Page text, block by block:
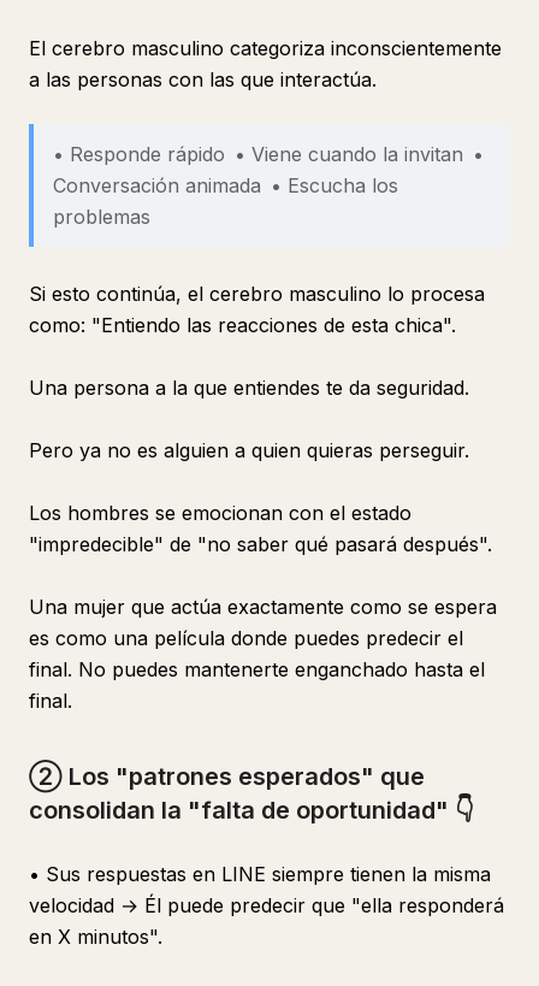
El cerebro masculino categoriza inconscientemente
a las personas con las que interactúa.
• Responde rápido • Viene cuando la invitan •
Conversación animada • Escucha los
problemas
Si esto continúa, el cerebro masculino lo procesa
como: "Entiendo las reacciones de esta chica".
Una persona a la que entiendes te da seguridad.
Pero ya no es alguien a quien quieras perseguir.
Los hombres se emocionan con el estado
"impredecible" de "no saber qué pasará después".
Una mujer que actúa exactamente como se espera
es como una película donde puedes predecir el
final. No puedes mantenerte enganchado hasta el
final.
② Los "patrones esperados" que
consolidan la "falta de oportunidad" 👇
• Sus respuestas en LINE siempre tienen la misma
velocidad → Él puede predecir que "ella responderá
en X minutos".